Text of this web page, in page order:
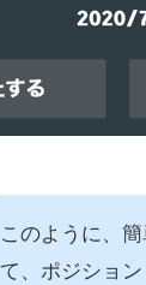
このように、
て、ポジション